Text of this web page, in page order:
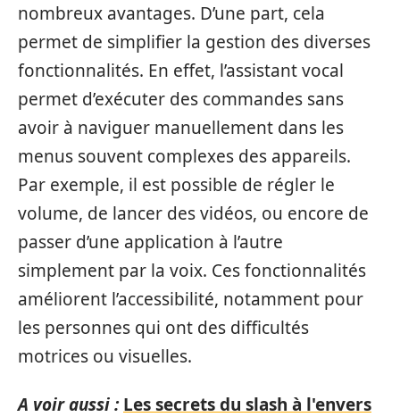
nombreux avantages. D’une part, cela
permet de simplifier la gestion des diverses
fonctionnalités. En effet, l’assistant vocal
permet d’exécuter des commandes sans
avoir à naviguer manuellement dans les
menus souvent complexes des appareils.
Par exemple, il est possible de régler le
volume, de lancer des vidéos, ou encore de
passer d’une application à l’autre
simplement par la voix. Ces fonctionnalités
améliorent l’accessibilité, notamment pour
les personnes qui ont des difficultés
motrices ou visuelles.
A voir aussi : Les secrets du slash à l'envers